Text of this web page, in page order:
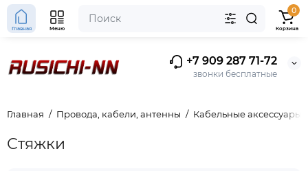
+7 909 287 71-72
звонки бесплатные
Главная Меню
0
Корзина
Главная Провода, кабели, антенны Кабельные аксессуары
Стяжки